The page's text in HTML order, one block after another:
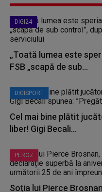
DIGI24
„Toată lumea este
FSB „scapă de sub...
DIGISPORT
Cel mai bine plătit
liber! Gigi Becali...
PEROZ
Soția lui Pierce